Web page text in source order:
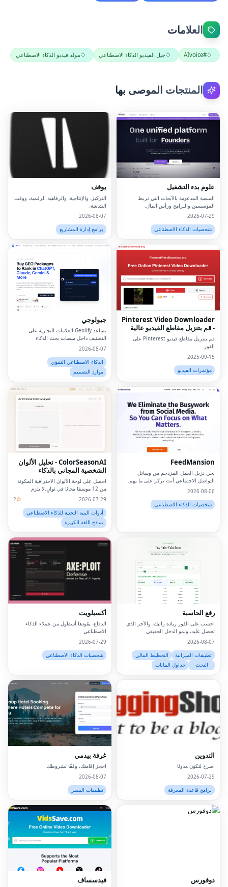
العلامات
#AIvoice جيل الفيديو الذكاء الاصطناعي مولد فيديو الذكاء الاصطناعي
المنتجات الموصى بها
علوم بدء التشغيل
المنصة المدعومة بالأبحاث التي تربط
المؤسسين والبرامج ورأس المال.
2026-07-29
شخصيات الذكاء الاصطناعي
يوقف
التركيز، والإنتاجية، والرفاهية الرقمية، ووقت
الشاشة،
2026-08-07
برامج إدارة المشاريع
Pinterest Video Downloader
- قم بتنزيل مقاطع الفيديو عالية
الدقة على الإنترنت
قم بتنزيل مقاطع فيديو Pinterest على
الفور
2025-09-15
مؤتمرات الفيديو
جيولوجي
تساعد Geolify العلامات التجارية على
التصنيف داخل منصات بحث الذكاء
المحرك التوليدي (GEO).
2026-08-07
الذكاء الاصطناعي التنبؤي
موارد التصميم
FeedMansion
نحن نزيل العمل المزدحم من وسائل
التواصل الاجتماعي.أنت تركز على ما يهم.
2026-08-06
شخصيات الذكاء الاصطناعي
ColorSeasonAI - تحليل الألوان
الشخصية المجاني بالذكاء
الاصطناعي
احصل على لوحة الألوان الاحترافية المكونة
من 12 موسمًا مجانًا في ثوانٍ.لا يلزم
التسجيل!
2026-07-29
2
أدوات البنية التحتية للذكاء الاصطناعي
نماذج اللغة الكبيرة
رفع الحاسبة
احسب على الفور زيادة راتبك، والأجر الذي
تحصل عليه، ونمو الدخل الحقيقي
2026-08-07
تطبيقات الميزانية
التخطيط المالي
البحث
جداول البيانات
أكسبلويت
الدفاع، يقودها أسطول من عملاء الذكاء
الاصطناعي
2026-07-29
شخصيات الذكاء الاصطناعي
التدوين
اصرخ لتكون مدونًا
2026-07-29
برامج قاعدة المعرفة
غرفة بيدمي
احجز إقامتك، وفقًا لشروطك.
2026-08-07
تطبيقات السفر
دوفورس فيدسساف